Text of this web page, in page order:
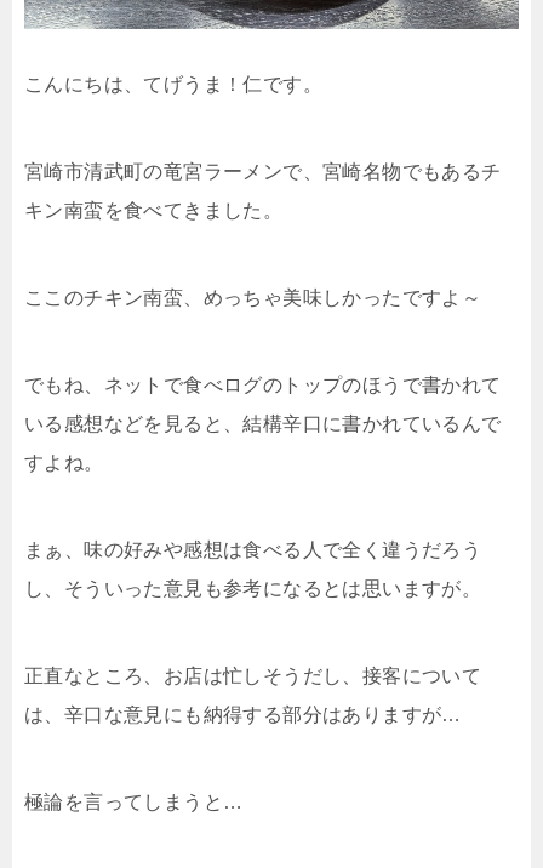
こんにちは、てげうま！仁です。
宮崎市清武町の竜宮ラーメンで、宮崎名物でもあるチ
キン南蛮を食べてきました。
ここのチキン南蛮、めっちゃ美味しかったですよ～
でもね、ネットで食べログのトップのほうで書かれて
いる感想などを見ると、結構辛口に書かれているんで
すよね。
まぁ、味の好みや感想は食べる人で全く違うだろう
し、そういった意見も参考になるとは思いますが。
正直なところ、お店は忙しそうだし、接客について
は、辛口な意見にも納得する部分はありますが…
極論を言ってしまうと…